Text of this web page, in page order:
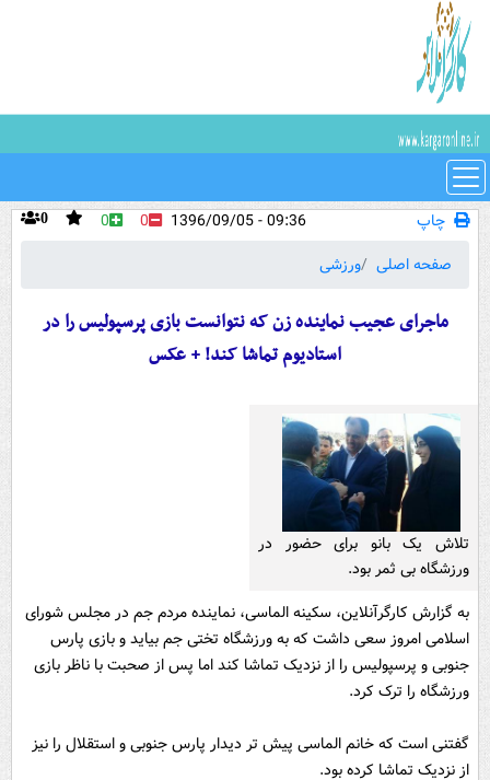
چاپ 0 0 0
09:36 - 1396/09/05
صفحه اصلی
ورزشی
ماجرای عجیب نماینده زن که نتوانست بازی پرسپولیس را در
استادیوم تماشا کند! + عکس
تلاش یک بانو برای حضور در
ورزشگاه بی ثمر بود.
به گزارش کارگرآنلاین، سکینه الماسی، نماینده مردم جم در مجلس شورای
اسلامی امروز سعی داشت که به ورزشگاه تختی جم بیاید و بازی پارس
جنوبی و پرسپولیس را از نزدیک تماشا کند اما پس از صحبت با ناظر بازی
ورزشگاه را ترک کرد.
گفتنی است که خانم الماسی پیش تر دیدار پارس جنوبی و استقلال را نیز
از نزدیک تماشا کرده بود.